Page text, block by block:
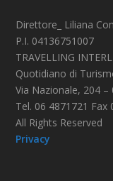
Direttore_ Liliana
P.I. 04136751007
TRAVELLING
Quotidiano di
Via Nazionale, 204 –
Tel. 06 4871721 Fax
All Rights Reserved
Privacy